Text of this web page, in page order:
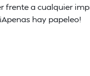
frente a cualquier
hay papeleo!